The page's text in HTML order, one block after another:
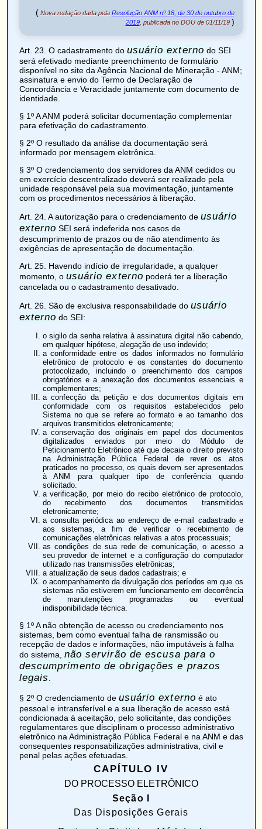
( Nova redação dada pela Resolução ANM nº 18, de 30 de outubro de
2019, publicada no DOU de 01/11/19 )
Art. 23 . O cadastramento do usuário externo do SEI
será efetivado mediante preenchimento de formulário
disponível no site da Agência Nacional de Mineração - ANM;
assinatura e envio do Termo de Declaração de
Concordância e Veracidade juntamente com documento de
identidade.
§ 1º A ANM poderá solicitar documentação complementar
para efetivação do cadastramento.
§ 2º O resultado da análise da documentação será
informado por mensagem eletrônica.
§ 3º O credenciamento dos servidores da ANM cedidos ou
em exercício descentralizado deverá ser realizado pela
unidade responsável pela sua movimentação, juntamente
com os procedimentos necessários à liberação.
Art. 24. A autorização para o credenciamento de usuário
externo SEI será indeferida nos casos de
descumprimento de prazos ou de não atendimento às
exigências de apresentação de documentação.
Art. 25. Havendo indício de irregularidade, a qualquer
momento, o usuário externo poderá ter a liberação
cancelada ou o cadastramento desativado.
Art. 26. São de exclusiva responsabilidade do usuário
externo do SEI:
o sigilo da senha relativa à assinatura digital não cabendo,
em qualquer hipótese, alegação de uso indevido;
a conformidade entre os dados informados no formulário
eletrônico de protocolo e os constantes do documento
protocolizado, incluindo o preenchimento dos campos
obrigatórios e a anexação dos documentos essenciais e
complementares;
a confecção da petição e dos documentos digitais em
conformidade com os requisitos estabelecidos pelo
Sistema no que se refere ao formato e ao tamanho dos
arquivos transmitidos eletronicamente;
a conservação dos originais em papel dos documentos
digitalizados enviados por meio do Módulo de
Peticionamento Eletrônico até que decaia o direito previsto
na Administração Pública Federal de rever os atos
praticados no processo, os quais devem ser apresentados
à ANM para qualquer tipo de conferência quando
solicitado.
a verificação, por meio do recibo eletrônico de protocolo,
do recebimento dos documentos transmitidos
eletronicamente;
a consulta periódica ao endereço de e-mail cadastrado e
aos sistemas, a fim de verificar o recebimento de
comunicações eletrônicas relativas a atos processuais;
as condições de sua rede de comunicação, o acesso a
seu provedor de internet e a configuração do computador
utilizado nas transmissões eletrônicas;
a atualização de seus dados cadastrais; e
o acompanhamento da divulgação dos períodos em que os
sistemas não estiverem em funcionamento em decorrência
de manutenções programadas ou eventual
indisponibilidade técnica.
§ 1º A não obtenção de acesso ou credenciamento nos
sistemas, bem como eventual falha de ransmissão ou
recepção de dados e informações, não imputáveis à falha
do sistema, não servirão de escusa para o
descumprimento de obrigações e prazos
legais
§ 2º O credenciamento de usuário externo é ato
pessoal e intransferível e a sua liberação de acesso está
condicionada à aceitação, pelo solicitante, das condições
regulamentares que disciplinam o processo administrativo
eletrônico na Administração Pública Federal e na ANM e das
consequentes responsabilizações administrativa, civil e
penal pelas ações efetuadas.
CAPÍTULO IV
DO PROCESSO ELETRÔNICO
Seção I
Das Disposições Gerais